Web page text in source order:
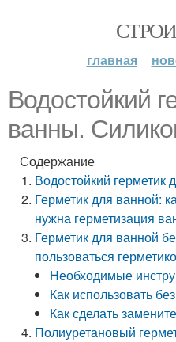
главная
Водостойкий
ванны.
Содержание
Водостойкий
Герметик для ванной:
нужна герметизация
Герметик для ванной
пользоваться
Необходимые
Как использовать
Как сделать
Полиуретановый